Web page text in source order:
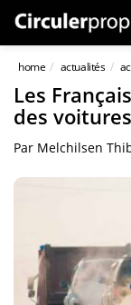
home actualités
Les
des
Par Melchilsen